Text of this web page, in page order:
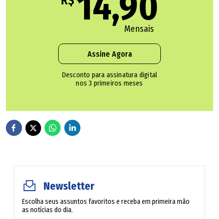
imperceptível gesto de cabeça e uma cara amarrada de
--- Ai, caramba! --- estremeceu o filósofo. -- É o Epicuro!
O grego aproximou-se a passos curtos. Em pé, cruzou os
dedos das mãos na altura do peito. Baixou os olhos em
--- Por que profanas meu mais singelo pensamento?
famosa Carta, saiba que jamais busquei a felicidade.
Quem quer felicidade? Eu sempre busquei o prazer.
Mensais
Assine Agora
Desconto para assinatura digital
nos 3 primeiros meses
Newsletter
Escolha seus assuntos favoritos e receba em primeira mão
as notícias do dia.